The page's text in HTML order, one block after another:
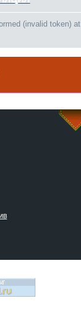
(invalid token) at